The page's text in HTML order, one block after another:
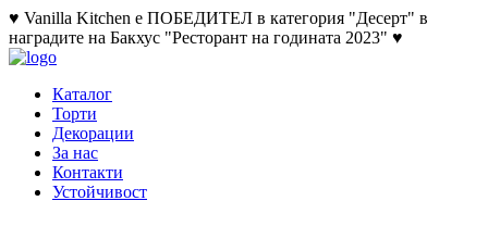
♥ Vanilla Kitchen е ПОБЕДИТЕЛ в категория "Десерт" в
наградите на Бакхус "Ресторант на годината 2023" ♥
Каталог
Торти
Декорации
За нас
Контакти
Устойчивост